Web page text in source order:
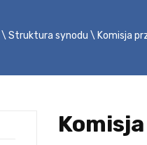
Struktura synodu Komisja